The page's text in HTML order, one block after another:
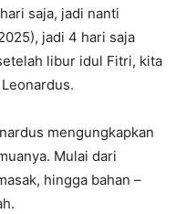
saja, jadi nanti
jadi 4 hari saja
libur idul Fitri, kita
mengungkapkan
Mulai dari
hingga bahan –